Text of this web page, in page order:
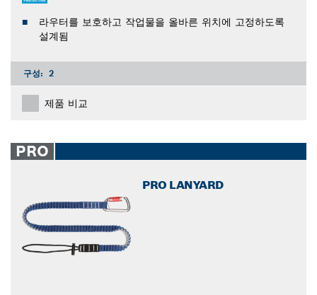
라우터를 보호하고 작업물을 올바른 위치에 고정하도록
설계됨
구성: 2
제품 비교
PRO
PRO LANYARD